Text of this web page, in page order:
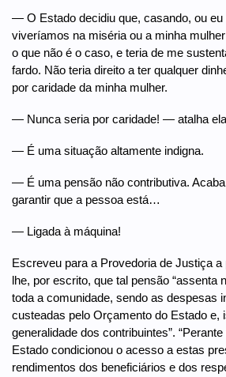
— O Estado decidiu que, casando, ou eu
viveríamos na miséria ou a minha
o que não é o caso, e teria de me
fardo. Não teria direito a ter qualquer
por caridade da minha mulher.
— Nunca seria por caridade! — atalha
— É uma situação altamente indigna.
— É uma pensão não contributiva.
garantir que a pessoa está…
— Ligada à máquina!
Escreveu para a Provedoria de Justiça
lhe, por escrito, que tal pensão “assenta
toda a comunidade, sendo as despesas
custeadas pelo Orçamento do Estado e,
generalidade dos contribuintes”.
Estado condicionou o acesso a estas
rendimentos dos beneficiários e dos